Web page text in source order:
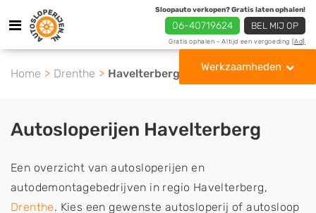
Sloopauto verkopen? Gratis laten ophalen!
06-40719624 BEL MIJ OP
Gratis ophalen - Altijd een vergoeding [Ad]
Werkzaamheden
Home Drenthe Havelterberg
Autosloperijen Havelterberg
Een overzicht van autosloperijen en
autodemontagebedrijven in regio Havelterberg,
Drenthe. Kies een gewenste autosloperij of autosloop